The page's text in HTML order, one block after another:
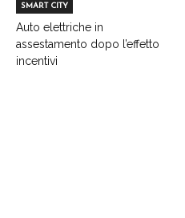
SMART CITY
Auto elettriche in
assestamento dopo l’effetto
incentivi